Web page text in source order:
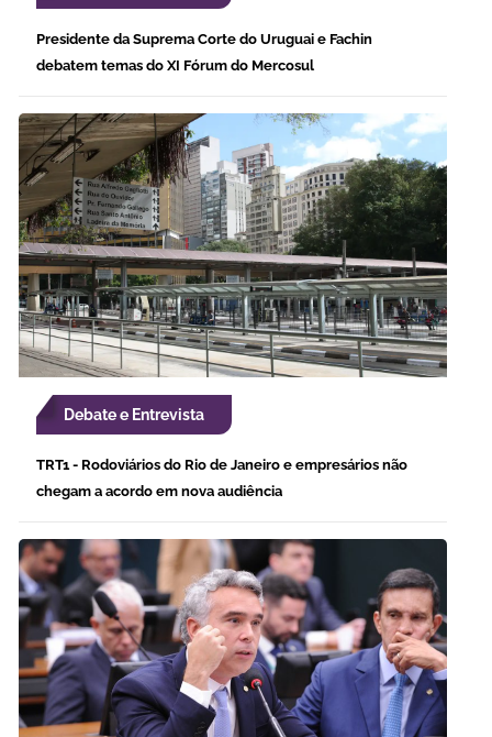
Presidente da Suprema Corte do Uruguai e Fachin
debatem temas do XI Fórum do Mercosul
Debate e Entrevista
TRT1 - Rodoviários do Rio de Janeiro e empresários não
chegam a acordo em nova audiência